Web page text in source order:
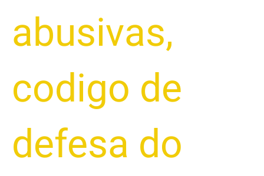
abusivas,
codigo de
defesa do